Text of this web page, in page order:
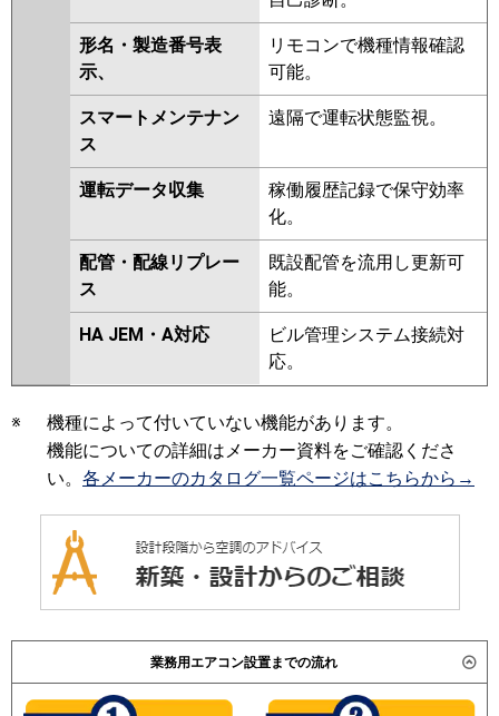
形名・製造番号表
示、
リモコンで機種情報確認
可能。
スマートメンテナン
ス
遠隔で運転状態監視。
運転データ収集
稼働履歴記録で保守効率
化。
配管・配線リプレー
ス
既設配管を流用し更新可
能。
HA JEM・A対応
ビル管理システム接続対
応。
※
機種によって付いていない機能があります。
機能についての詳細はメーカー資料をご確認くださ
い。 各メーカーのカタログ一覧ページはこちらから→
業務用エアコン設置までの流れ